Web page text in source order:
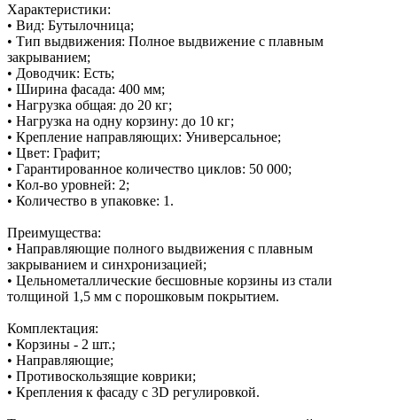
Характеристики:
• Вид: Бутылочница;
• Тип выдвижения: Полное выдвижение с плавным
закрыванием;
• Доводчик: Есть;
• Ширина фасада: 400 мм;
• Нагрузка общая: до 20 кг;
• Нагрузка на одну корзину: до 10 кг;
• Крепление направляющих: Универсальное;
• Цвет: Графит;
• Гарантированное количество циклов: 50 000;
• Кол-во уровней: 2;
• Количество в упаковке: 1.
Преимущества:
• Направляющие полного выдвижения с плавным
закрыванием и синхронизацией;
• Цельнометаллические бесшовные корзины из стали
толщиной 1,5 мм с порошковым покрытием.
Комплектация:
• Корзины - 2 шт.;
• Направляющие;
• Противоскользящие коврики;
• Крепления к фасаду с 3D регулировкой.